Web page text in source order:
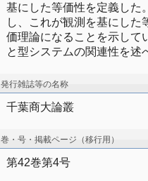
基にした等価性を定義した
し、これが観測を基にした
価理論になることを示して
と型システムの関連性を述
発行雑誌等の名称
千葉商大論叢
巻・号・掲載ページ（移行用）
第42巻第4号